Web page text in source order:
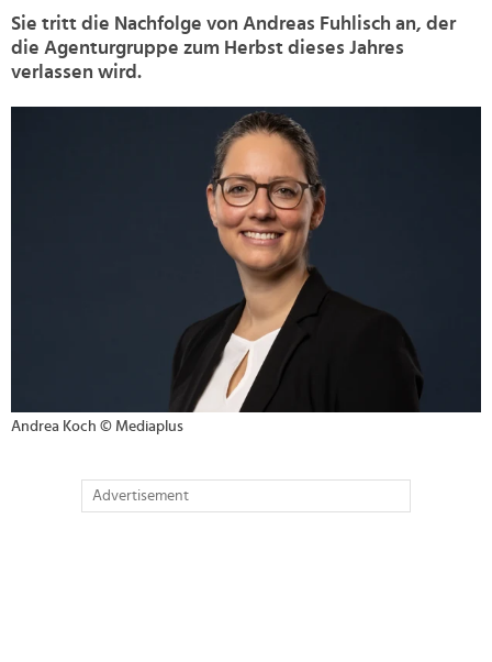
Sie tritt die Nachfolge von Andreas Fuhlisch an, der
die Agenturgruppe zum Herbst dieses Jahres
verlassen wird.
Andrea Koch © Mediaplus
Advertisement